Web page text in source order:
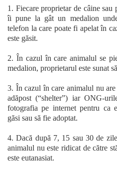
1. Fiecare proprietar de câine
îi pune la gât un medalion
telefon la care poate fi apelat în
este găsit.
2. În cazul în care animalul se
medalion, proprietarul este sunat
3. În cazul în care animalul nu
adăpost (“shelter”) iar ONG-
fotografia pe internet pentru ca
găsi sau să fie adoptat.
4. Dacă după 7, 15 sau 30 de
animalul nu este ridicat de către
este eutanasiat.